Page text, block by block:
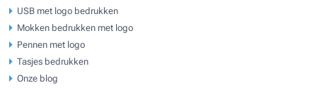
USB met logo bedrukken
Mokken bedrukken met logo
Pennen met logo
Tasjes bedrukken
Onze blog